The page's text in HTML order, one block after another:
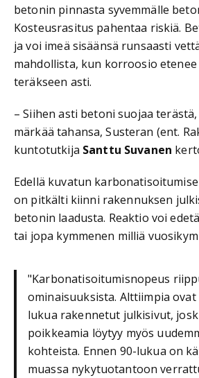
betonin pinnasta syvemmälle
Kosteusrasitus pahentaa riskiä.
ja voi imeä sisäänsä runsaasti
mahdollista, kun korroosio
teräkseen asti.
– Siihen asti betoni suojaa
märkää tahansa, Susteran (ent.
kuntotutkija Santtu Suvanen
Edellä kuvatun
on pitkälti kiinni rakennuksen
betonin laadusta. Reaktio voi
tai jopa kymmenen milliä
"Karbonatisoitumisnopeus
ominaisuuksista. Alttiimpia ovat
lukua rakennetut julkisivut,
poikkeamia löytyy myös
kohteista. Ennen 90-lukua on
muassa nykytuotantoon